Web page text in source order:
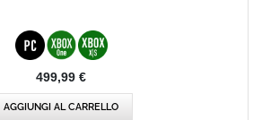
499,99 €
AGGIUNGI AL CARRELLO